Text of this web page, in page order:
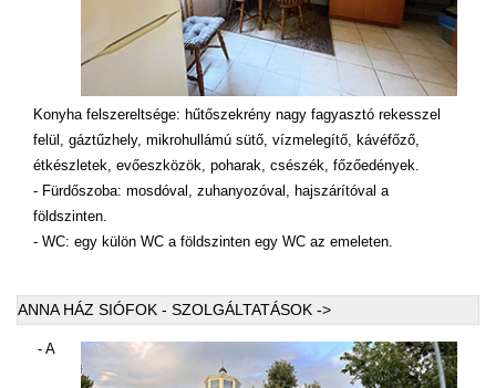
Konyha felszereltsége: hűtőszekrény nagy fagyasztó rekesszel
felül, gáztűzhely, mikrohullámú sütő, vízmelegítő, kávéfőző,
étkészletek, evőeszközök, poharak, csészék, főzőedények.
- Fürdőszoba: mosdóval, zuhanyozóval, hajszárítóval a
földszinten.
- WC: egy külön WC a földszinten egy WC az emeleten.
ANNA HÁZ SIÓFOK - SZOLGÁLTATÁSOK ->
- A